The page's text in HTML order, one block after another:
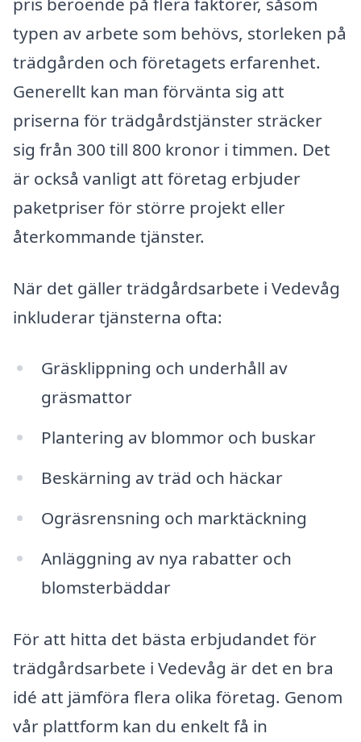
typen av arbete som behövs, storleken på
trädgården och företagets erfarenhet.
Generellt kan man förvänta sig att
priserna för trädgårdstjänster sträcker
sig från 300 till 800 kronor i timmen. Det
är också vanligt att företag erbjuder
paketpriser för större projekt eller
återkommande tjänster.
När det gäller trädgårdsarbete i Vedevåg
inkluderar tjänsterna ofta:
Gräsklippning och underhåll av
gräsmattor
Plantering av blommor och buskar
Beskärning av träd och häckar
Ogräsrensning och marktäckning
Anläggning av nya rabatter och
blomsterbäddar
För att hitta det bästa erbjudandet för
trädgårdsarbete i Vedevåg är det en bra
idé att jämföra flera olika företag. Genom
vår plattform kan du enkelt få in